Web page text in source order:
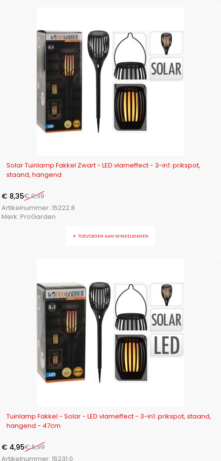
Solar Tuinlamp Fakkel Zwart - LED vlameffect - 3-in1: prikspot,
staand, hangend
€9,99
€ 8,35
Artikelnummer: 15222.8
Merk: ProGarden
TOEVOEGEN AAN WINKELWAGEN
Tuinlamp Fakkel - Solar - LED vlameffect - 3-in1: prikspot, staand,
hangend - 47cm
€5,99
€ 4,95
Artikelnummer: 15231.0